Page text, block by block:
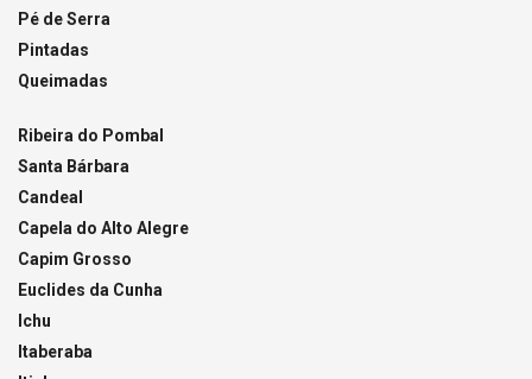
Pé de Serra
Pintadas
Queimadas
Ribeira do Pombal
Santa Bárbara
Candeal
Capela do Alto Alegre
Capim Grosso
Euclides da Cunha
Ichu
Itaberaba